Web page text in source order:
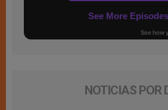
NOTICIAS POR